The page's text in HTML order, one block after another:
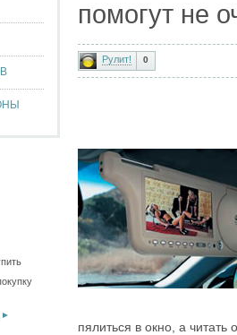
КОМПАНИЮпомогут не
Рулит! 0
пялиться в окно, а